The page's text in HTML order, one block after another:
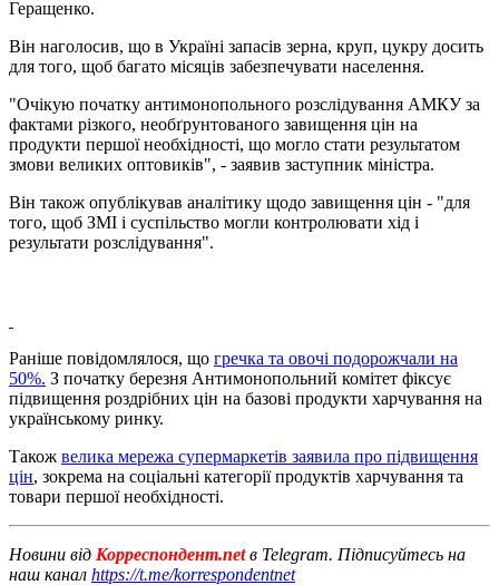
Геращенко.
Він наголосив, що в Україні запасів зерна, круп, цукру досить
для того, щоб багато місяців забезпечувати населення.
"Очікую початку антимонопольного розслідування АМКУ за
фактами різкого, необґрунтованого завищення цін на
продукти першої необхідності, що могло стати результатом
змови великих оптовиків", - заявив заступник міністра.
Він також опублікував аналітику щодо завищення цін - "для
того, щоб ЗМІ і суспільство могли контролювати хід і
результати розслідування".
Раніше повідомлялося, що гречка та овочі подорожчали на
50%. З початку березня Антимонопольний комітет фіксує
підвищення роздрібних цін на базові продукти харчування на
українському ринку.
Також велика мережа супермаркетів заявила про підвищення
цін, зокрема на соціальні категорії продуктів харчування та
товари першої необхідності.
Новини від Корреспондент.netв Telegram. Підписуйтесь на
наш канал https://t.me/korrespondentnet